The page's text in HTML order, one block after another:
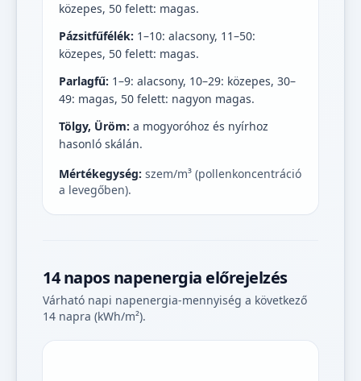
közepes, 50 felett: magas.
Pázsitfűfélék: 1–10: alacsony, 11–50:
közepes, 50 felett: magas.
Parlagfű: 1–9: alacsony, 10–29: közepes, 30–
49: magas, 50 felett: nagyon magas.
Tölgy, Üröm: a mogyoróhoz és nyírhoz
hasonló skálán.
Mértékegység: szem/m³ (pollenkoncentráció
a levegőben).
14 napos napenergia előrejelzés
Várható napi napenergia-mennyiség a következő
14 napra (kWh/m²).